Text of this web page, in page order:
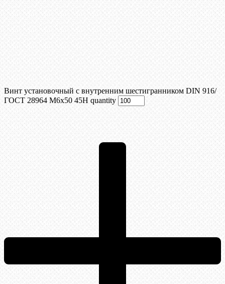
Винт установочный с внутренним шестигранником DIN 916/
ГОСТ 28964 М6x50 45Н quantity